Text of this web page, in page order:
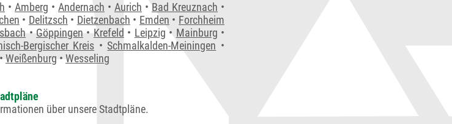
• Amberg • Andernach • Aurich • Bad Kreuznach •
• Delitzsch • Dietzenbach • Emden • Forchheim
• Göppingen • Krefeld • Leipzig • Mainburg •
Bergischer Kreis •Schmalkalden-Meiningen •
• Weißenburg • Wesseling
über unsere Stadtpläne.